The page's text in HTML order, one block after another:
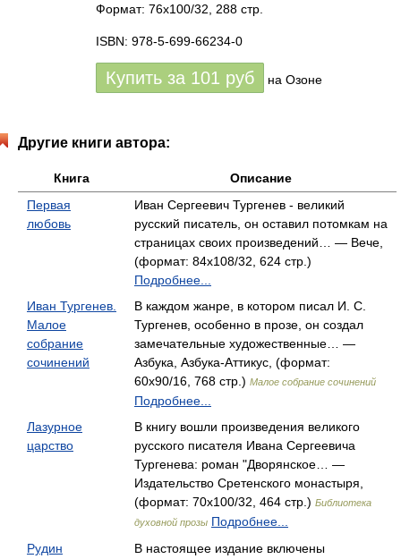
Формат: 76x100/32, 288 стр.
ISBN: 978-5-699-66234-0
Купить за 101 руб на Озоне
Другие книги автора:
Книга
Описание
Первая
любовь
Иван Сергеевич Тургенев - великий
русский писатель, он оставил потомкам на
страницах своих произведений… — Вече,
(формат: 84x108/32, 624 стр.)
Подробнее...
Иван Тургенев.
Малое
собрание
сочинений
В каждом жанре, в котором писал И. С.
Тургенев, особенно в прозе, он создал
замечательные художественные… —
Азбука, Азбука-Аттикус, (формат:
60x90/16, 768 стр.) Малое собрание сочинений
Подробнее...
Лазурное
царство
В книгу вошли произведения великого
русского писателя Ивана Сергеевича
Тургенева: роман "Дворянское… —
Издательство Сретенского монастыря,
(формат: 70x100/32, 464 стр.) Библиотека
духовной прозы Подробнее...
Рудин
В настоящее издание включены